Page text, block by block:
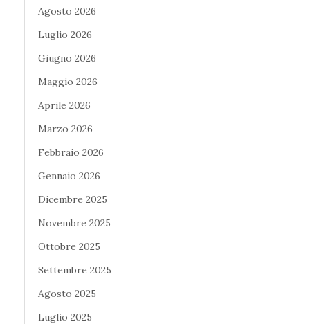
Agosto 2026
Luglio 2026
Giugno 2026
Maggio 2026
Aprile 2026
Marzo 2026
Febbraio 2026
Gennaio 2026
Dicembre 2025
Novembre 2025
Ottobre 2025
Settembre 2025
Agosto 2025
Luglio 2025